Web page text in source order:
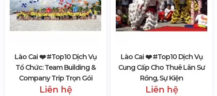
Lào Cai ❤️️ #top10 Dịch Vụ
Tổ Chức: Team Building &
Company Trip Trọn Gói
Liên hệ
Lào Cai ❤️️ #top10 Dịch Vụ
Cung Cấp Cho Thuê Lân Sư
Rồng, Sự Kiện
Liên hệ